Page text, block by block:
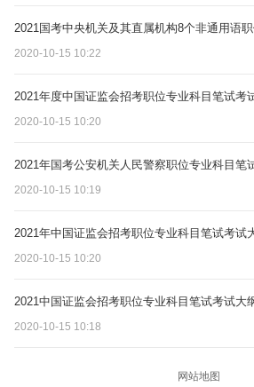
2021国考中央机关及其直属机构8个非通用语
2020-10-15 10:22
2021年度中国证监会招考职位专业科目笔试考
2020-10-15 10:20
2021年国考公安机关人民警察职位专业科目笔
2020-10-15 10:19
2021年中国证监会招考职位专业科目笔试考试
2020-10-15 10:20
2021中国证监会招考职位专业科目笔试考试大
2020-10-15 10:18
网站地图